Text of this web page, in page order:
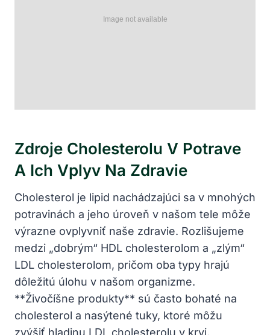
Zdroje Cholesterolu V Potrave
A Ich Vplyv Na Zdravie
Cholesterol je lipid nachádzajúci sa v mnohých
potravinách a jeho úroveň v našom tele ⁣môže⁣
výrazne ovplyvniť naše zdravie. Rozlišujeme
medzi „dobrým“ HDL cholesterolom a „zlým“
LDL cholesterolom, pričom oba typy hrajú
dôležitú úlohu v našom ​organizme.
**Živočíšne produkty** sú často bohaté⁣ na
cholesterol a nasýtené tuky, ktoré môžu
zvýšiť hladinu LDL cholesterolu v krvi.